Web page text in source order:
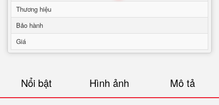
Thương hiệu
Bảo hành
Giá
Nổi bật Hình ảnh Mô tả